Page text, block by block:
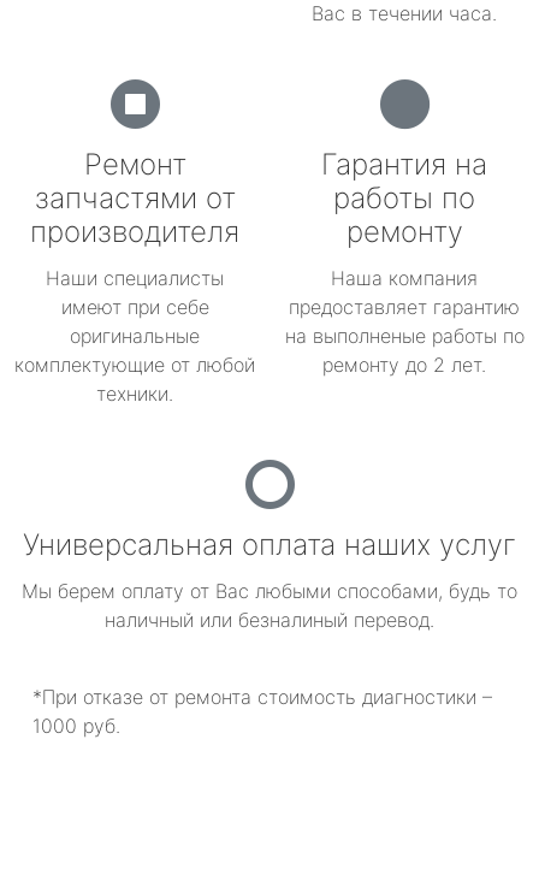
Вас в течении часа.
Ремонт
запчастями от
производителя
Наши специалисты
имеют при себе
оригинальные
комплектующие от любой
техники.
Гарантия на
работы по
ремонту
Наша компания
предоставляет гарантию
на выполненые работы по
ремонту до 2 лет.
Универсальная оплата наших услуг
Мы берем оплату от Вас любыми способами, будь то
наличный или безналиный перевод.
*При отказе от ремонта стоимость диагностики –
1000 руб.